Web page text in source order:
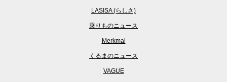
LASISA (らしさ)
乗りものニュース
Merkmal
くるまのニュース
VAGUE